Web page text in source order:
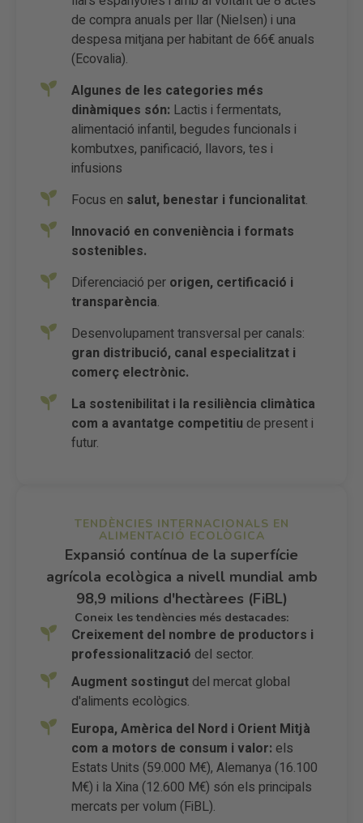
de compra anuals per llar (Nielsen) i una
despesa mitjana per habitant de 66€ anuals
(Ecovalia).
Algunes de les categories més
dinàmiques són: Lactis i fermentats,
alimentació infantil, begudes funcionals i
kombutxes, panificació, llavors, tes i
infusions
Focus en salut, benestar i funcionalitat.
Innovació en conveniència i formats
sostenibles.
Diferenciació per origen, certificació i
transparència.
Desenvolupament transversal per canals:
gran distribució, canal especialitzat i
comerç electrònic.
La sostenibilitat i la resiliència climàtica
com a avantatge competitiu de present i
futur.
TENDÈNCIES INTERNACIONALS EN
ALIMENTACIÓ ECOLÒGICA
Expansió contínua de la superfície
agrícola ecològica a nivell mundial amb
98,9 milions d'hectàrees (FiBL)
Coneix les tendències més destacades:
Creixement del nombre de productors i
professionalització del sector.
Augment sostingutdel mercat global
d'aliments ecològics.
Europa, Amèrica del Nord i Orient Mitjà
com a motors de consum i valor: els
Estats Units (59.000 M€), Alemanya (16.100
M€) i la Xina (12.600 M€) són els principals
mercats per volum (FiBL).